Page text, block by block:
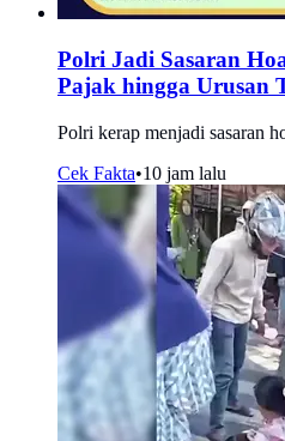
Polri Jadi Sasaran
Pajak hingga Urusan
Polri kerap menjadi sasaran
Cek Fakta•10 jam lalu